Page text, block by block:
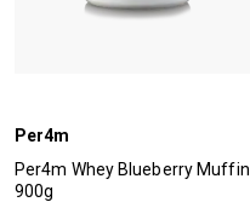
Per4m
Per4m Whey Blueberry Muffin
900g